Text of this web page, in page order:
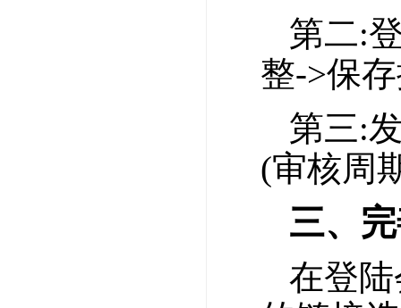
第二:
整->保
第三:
(审核周
三、
在登